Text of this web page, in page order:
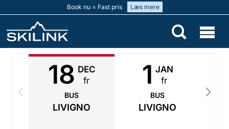
Book nu = Fast pris Læs mere
18 DEC
fr
BUS
LIVIGNO
1 JAN
fr
BUS
LIVIGNO